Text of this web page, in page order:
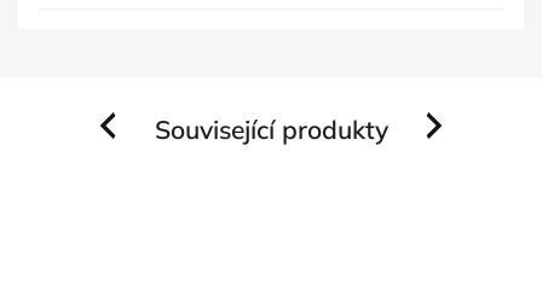
Související produkty
Previous Next